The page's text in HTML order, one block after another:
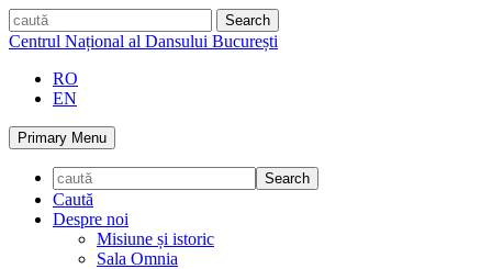
Skip
to
caută
Centrul Național al Dansului București
RO
EN
Primary Menu
Caută
Despre noi
Misiune și istoric
Sala Omnia